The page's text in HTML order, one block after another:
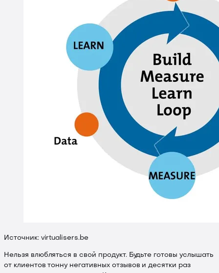
Источник: virtualisers.be
Нельзя влюбляться в свой продукт. Будьте готовы услышать
от клиентов тонну негативных отзывов и десятки раз